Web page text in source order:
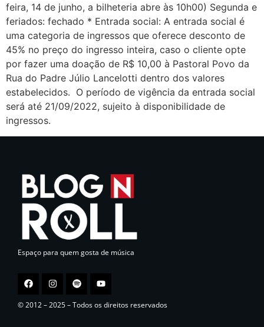
feira, 14 de junho, a bilheteria abre às 10h00) Segunda e
feriados: fechado * Entrada social: A entrada social é
uma categoria de ingressos que oferece desconto de
45% no preço do ingresso inteira, caso o cliente opte
por fazer uma doação de R$ 10,00 à Pastoral Povo da
Rua do Padre Júlio Lancelotti dentro dos valores
estabelecidos. O período de vigência da entrada social
será até 21/09/2022, sujeito à disponibilidade de
ingressos.
Espaço para quem gosta de música
© 2012 – 2025 – Todos os direitos reservados